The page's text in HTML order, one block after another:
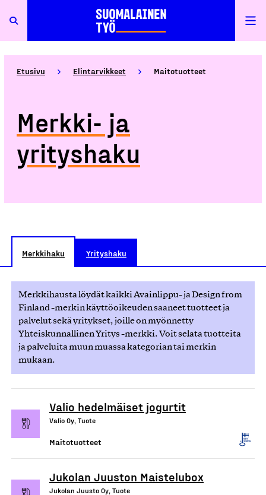
Etusivu Elintarvikkeet Maitotuotteet
Merkki- ja
yrityshaku
Merkkihaku Yrityshaku
Merkkihausta löydät kaikki Avainlippu- ja Design from
Finland -merkin käyttöoikeuden saaneet tuotteet ja
palvelut sekä yritykset, joille on myönnetty
Yhteiskunnallinen Yritys -merkki. Voit selata tuotteita
ja palveluita muun muassa kategorian tai merkin
mukaan.
Valio hedelmäiset jogurtit
Valio Oy, Tuote
Maitotuotteet
Jukolan Juuston Maistelubox
Jukolan Juusto Oy, Tuote